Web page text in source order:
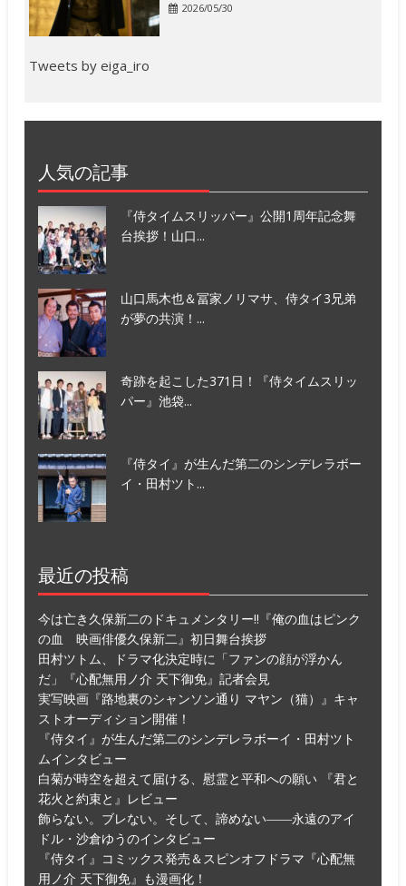
2026/05/30
Tweets by eiga_iro
人気の記事
『侍タイムスリッパー』公開1周年記念舞
台挨拶！山口...
山口馬木也＆冨家ノリマサ、侍タイ3兄弟
が夢の共演！...
奇跡を起こした371日！『侍タイムスリッ
パー』池袋...
『侍タイ』が生んだ第二のシンデレラボー
イ・田村ツト...
最近の投稿
今は亡き久保新二のドキュメンタリー!!『俺の血はピンク
の血 映画俳優久保新二』初日舞台挨拶
田村ツトム、ドラマ化決定時に「ファンの顔が浮かん
だ」『心配無用ノ介 天下御免』記者会見
実写映画『路地裏のシャンソン通り マヤン（猫）』キャ
ストオーディション開催！
『侍タイ』が生んだ第二のシンデレラボーイ・田村ツト
ムインタビュー
白菊が時空を超えて届ける、慰霊と平和への願い 『君と
花火と約束と』レビュー
飾らない。ブレない。そして、諦めない――永遠のアイ
ドル・沙倉ゆうのインタビュー
『侍タイ』コミックス発売＆スピンオフドラマ『心配無
用ノ介 天下御免』も漫画化！